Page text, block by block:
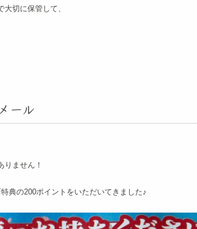
切に保管して、
ール
りません！
典の200ポイントをいただいてきました♪